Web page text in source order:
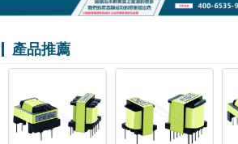
產品推薦